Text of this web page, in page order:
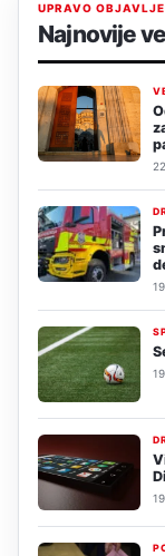
UPRAVO
Najnovije